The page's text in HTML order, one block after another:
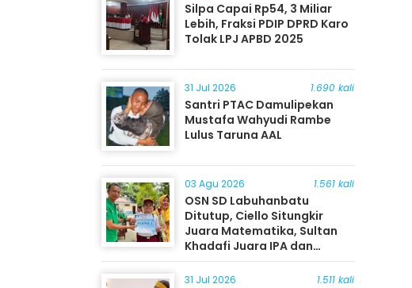
Silpa Capai Rp54, 3 Miliar
Lebih, Fraksi PDIP DPRD Karo
Tolak LPJ APBD 2025
31 Jul 2026 1.690 kali
Santri PTAC Damulipekan
Mustafa Wahyudi Rambe
Lulus Taruna AAL
03 Agu 2026 1.561 kali
OSN SD Labuhanbatu
Ditutup, Ciello Situngkir
Juara Matematika, Sultan
Khadafi Juara IPA dan
Timothy Rangkuti Juara IPS
31 Jul 2026 1.511 kali